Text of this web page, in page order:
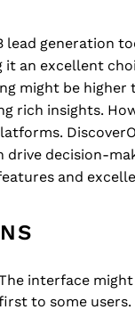
lead generation
an excellent
might be higher
rich insights.
decision-
and
interface
to some users.